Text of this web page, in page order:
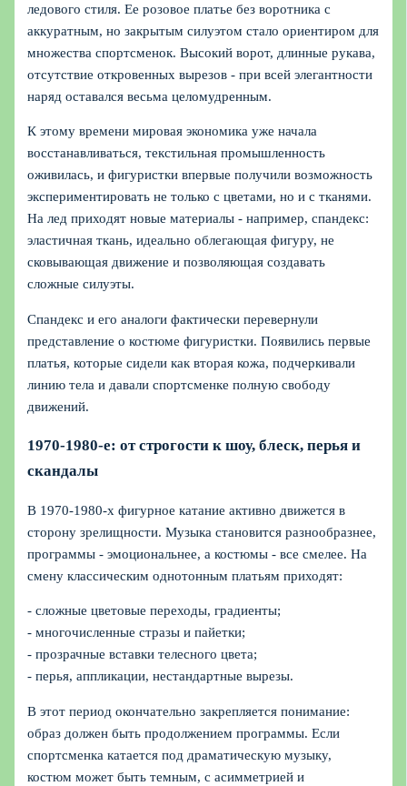
ледового стиля. Ее розовое платье без воротника с
аккуратным, но закрытым силуэтом стало ориентиром для
множества спортсменок. Высокий ворот, длинные рукава,
отсутствие откровенных вырезов - при всей элегантности
наряд оставался весьма целомудренным.
К этому времени мировая экономика уже начала
восстанавливаться, текстильная промышленность
оживилась, и фигуристки впервые получили возможность
экспериментировать не только с цветами, но и с тканями.
На лед приходят новые материалы - например, спандекс:
эластичная ткань, идеально облегающая фигуру, не
сковывающая движение и позволяющая создавать
сложные силуэты.
Спандекс и его аналоги фактически перевернули
представление о костюме фигуристки. Появились первые
платья, которые сидели как вторая кожа, подчеркивали
линию тела и давали спортсменке полную свободу
движений.
1970-1980-е: от строгости к шоу, блеск, перья и
скандалы
В 1970-1980-х фигурное катание активно движется в
сторону зрелищности. Музыка становится разнообразнее,
программы - эмоциональнее, а костюмы - все смелее. На
смену классическим однотонным платьям приходят:
- сложные цветовые переходы, градиенты;
- многочисленные стразы и пайетки;
- прозрачные вставки телесного цвета;
- перья, аппликации, нестандартные вырезы.
В этот период окончательно закрепляется понимание:
образ должен быть продолжением программы. Если
спортсменка катается под драматическую музыку,
костюм может быть темным, с асимметрией и